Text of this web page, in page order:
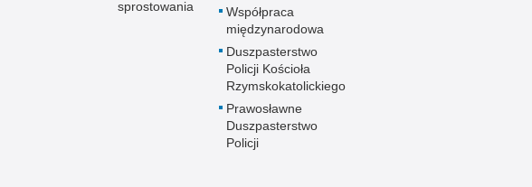
sprostowania
Współpraca
międzynarodowa
Duszpasterstwo
Policji Kościoła
Rzymskokatolickiego
Prawosławne
Duszpasterstwo
Policji